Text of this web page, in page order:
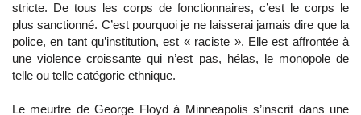
stricte. De tous les corps de fonctionnaires, c’est le corps le
plus sanctionné. C’est pourquoi je ne laisserai jamais dire que la
police, en tant qu’institution, est « raciste ». Elle est affrontée à
une violence croissante qui n’est pas, hélas, le monopole de
telle ou telle catégorie ethnique.
Le meurtre de George Floyd à Minneapolis s’inscrit dans une